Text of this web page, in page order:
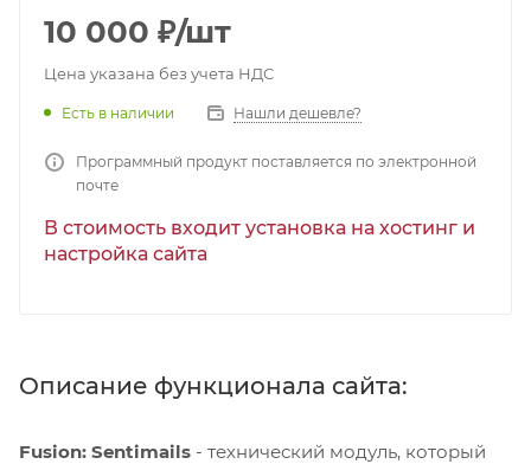
10 000 ₽/шт
Цена указана без учета НДС
Есть в наличии Нашли дешевле?
Программный продукт поставляется по электронной
почте
В стоимость входит установка на хостинг и
настройка сайта
Описание функционала сайта:
Fusion: Sentimails - технический модуль, который